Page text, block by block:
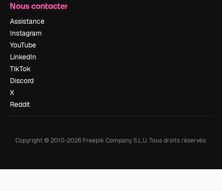
Nous contacter
Assistance
Instagram
YouTube
LinkedIn
TikTok
Discord
X
Reddit
Copyright © 2010-2026 Freepik Company S.L.U.Tous droits réservés.